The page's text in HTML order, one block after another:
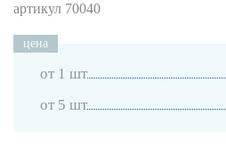
артикул 70040
цена
от 1 шт
от 5 шт